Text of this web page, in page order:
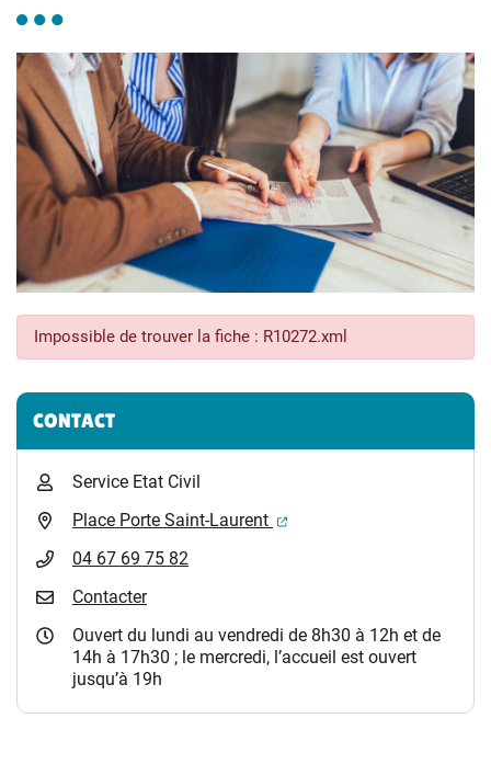
Impossible de trouver la fiche : R10272.xml
Informations complémentaires
CONTACT
Service Etat Civil
Place Porte Saint-Laurent
(ouverture dans un
04 67 69 75 82
Contacter
Ouvert du lundi au vendredi de 8h30 à 12h et de
14h à 17h30 ; le mercredi, l’accueil est ouvert
jusqu’à 19h